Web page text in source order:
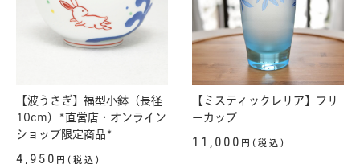
【波うさぎ】福型小鉢（長径
10cm）*直営店・オンライン
ショップ限定商品*
4,950 円(税込)
【ミスティックレリア】フリ
ーカップ
11,000 円(税込)